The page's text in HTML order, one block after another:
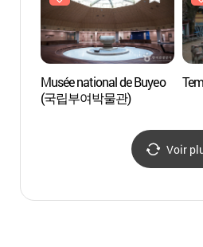
Musée national de Buyeo
(국립부여박물관)
Voir